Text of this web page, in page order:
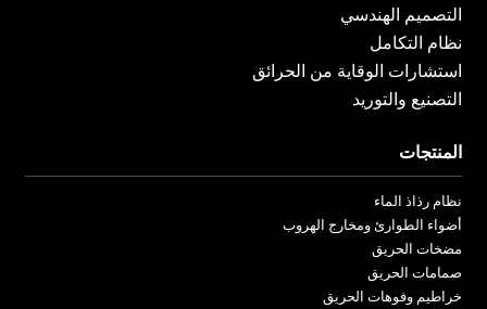
التصميم الهندسي
نظام التكامل
استشارات الوقاية من الحرائق
التصنيع والتوريد
المنتجات
نظام رذاذ الماء
أضواء الطوارئ ومخارج الهروب
مضخات الحريق
صمامات الحريق
خراطيم وفوهات الحريق